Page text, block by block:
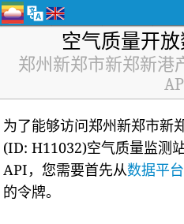
空气质量开
郑州新郑市新郑新港
为了能够访问郑州新郑市新
(ID: H11032)空气质量监测
API，您需要首先从数据平
的令牌。